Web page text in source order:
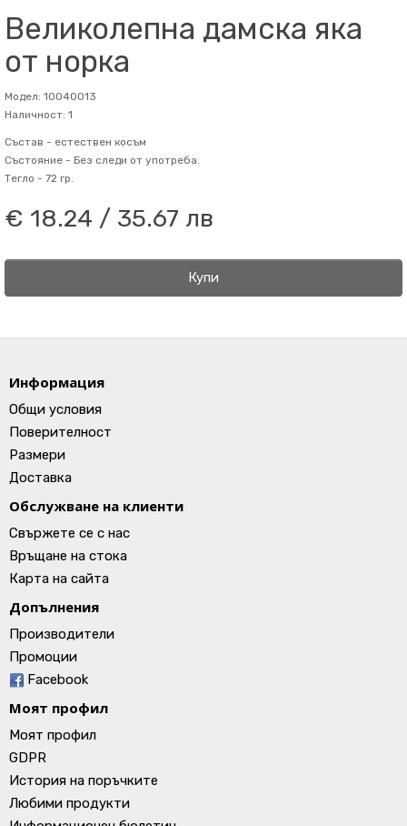
Великолепна дамска яка
от норка
Модел: 10040013
Наличност: 1
Състав - естествен косъм
Състояние - Без следи от употреба.
Тегло - 72 гр.
€ 18.24 / 35.67 лв
Купи
Информация
Общи условия
Поверителност
Размери
Доставка
Обслужване на клиенти
Свържете се с нас
Връщане на стока
Карта на сайта
Допълнения
Производители
Промоции
Facebook
Моят профил
Моят профил
GDPR
История на поръчките
Любими продукти